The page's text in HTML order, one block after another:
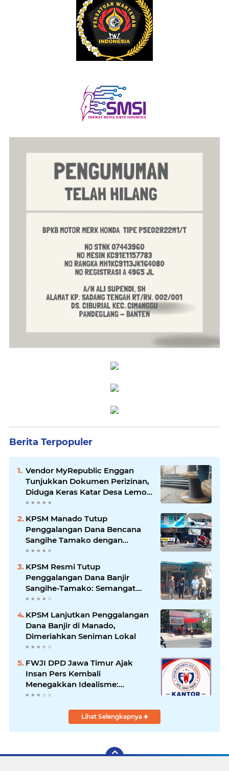
Berita Terpopuler
Vendor MyRepublic Enggan
Tunjukkan Dokumen Perizinan,
Diduga Keras Katar Desa Lemo
Disebut Handle Kordinasi
KPSM Manado Tutup
Penggalangan Dana Bencana
Sangihe Tamako dengan
Semangat Tinggi, Dihadiri
Banyak Seniman Ibu Kota
KPSM Resmi Tutup
Penggalangan Dana Banjir
Sangihe-Tamako: Semangat
Kebersamaan & Solidaritas
Tetap Terjaga
KPSM Lanjutkan Penggalangan
Dana Banjir di Manado,
Dimeriahkan Seniman Lokal
FWJI DPD Jawa Timur Ajak
Insan Pers Kembali
Menegakkan Idealisme:
"Menjadi Penulis Bukan
Lihat Selengkapnya